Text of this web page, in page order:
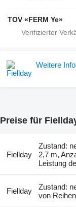
TOV «FERM Ye»
Weitere
Preise für
Fiellday
Zustand:
2,7 m,
Leistung
Fiellday
Zustand:
von